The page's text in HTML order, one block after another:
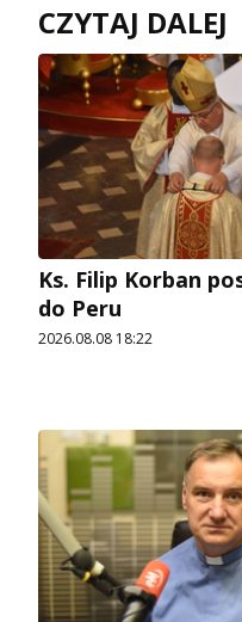
CZYTAJ DALEJ
Ks. Filip Korban
do Peru
2026.08.08 18:22